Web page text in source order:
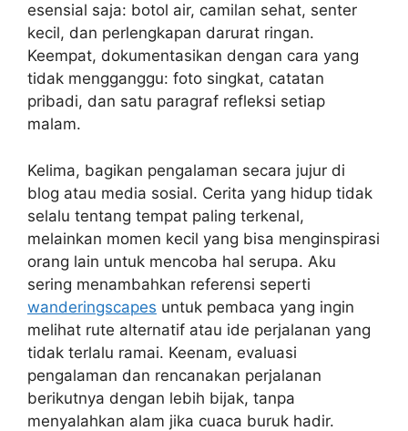
esensial saja: botol air, camilan sehat, senter
kecil, dan perlengkapan darurat ringan.
Keempat, dokumentasikan dengan cara yang
tidak mengganggu: foto singkat, catatan
pribadi, dan satu paragraf refleksi setiap
malam.
Kelima, bagikan pengalaman secara jujur di
blog atau media sosial. Cerita yang hidup tidak
selalu tentang tempat paling terkenal,
melainkan momen kecil yang bisa menginspirasi
orang lain untuk mencoba hal serupa. Aku
sering menambahkan referensi seperti
wanderingscapes untuk pembaca yang ingin
melihat rute alternatif atau ide perjalanan yang
tidak terlalu ramai. Keenam, evaluasi
pengalaman dan rencanakan perjalanan
berikutnya dengan lebih bijak, tanpa
menyalahkan alam jika cuaca buruk hadir.